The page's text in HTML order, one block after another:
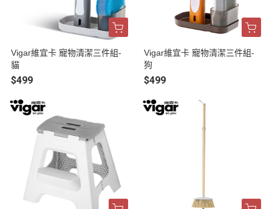
Vigar維宜卡 寵物清潔三件組-
貓
$499
Vigar維宜卡 寵物清潔三件組-
狗
$499